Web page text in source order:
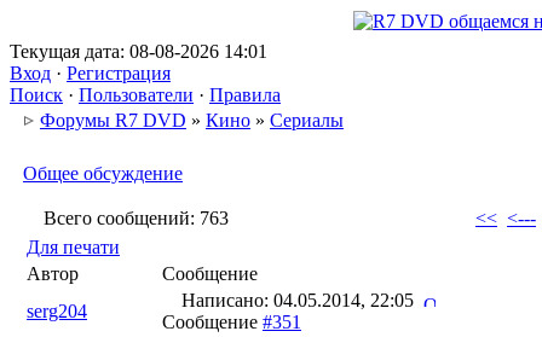
Текущая дата: 08-08-2026 14:01
Вход · Регистрация
Поиск · Пользователи · Правила
Форумы R7 DVD » Кино » Сериалы
Общее обсуждение
Всего сообщений: 763 << <---
Для печати
Автор
Сообщение
serg204
Написано: 04.05.2014, 22:05
Сообщение #351